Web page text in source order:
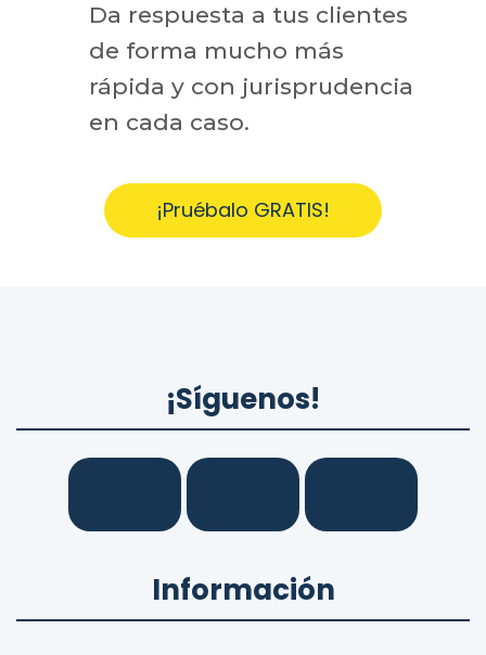
Da respuesta a tus clientes
de forma mucho más
rápida y con jurisprudencia
en cada caso.
¡Pruébalo GRATIS!
¡Síguenos!
Información